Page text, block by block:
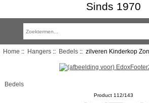
Sinds 1970
Home :: Hangers:: Bedels:: zilveren Kinderkop
Bedels
Product 112/143